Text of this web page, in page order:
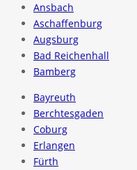
Ansbach
Aschaffenburg
Augsburg
Bad Reichenhall
Bamberg
Bayreuth
Berchtesgaden
Coburg
Erlangen
Fürth